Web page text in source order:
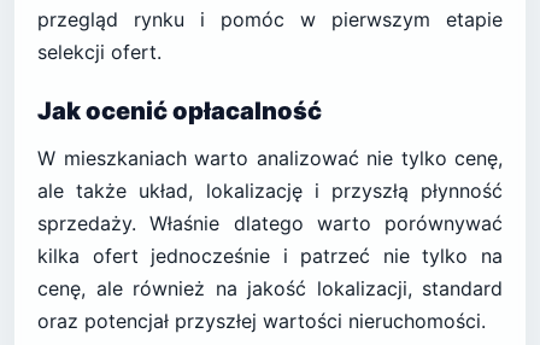
przegląd rynku i pomóc w pierwszym etapie
selekcji ofert.
Jak ocenić opłacalność
W mieszkaniach warto analizować nie tylko cenę,
ale także układ, lokalizację i przyszłą płynność
sprzedaży. Właśnie dlatego warto porównywać
kilka ofert jednocześnie i patrzeć nie tylko na
cenę, ale również na jakość lokalizacji, standard
oraz potencjał przyszłej wartości nieruchomości.